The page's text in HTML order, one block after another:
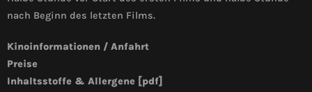
nach Beginn des letzten Films.
Kinoinformationen / Anfahrt
Preise
Inhaltsstoffe & Allergene [pdf]